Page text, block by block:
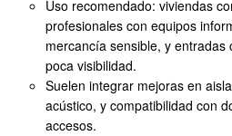
Uso recomendado: viviendas
profesionales con equipos
mercancía sensible, y entradas
poca visibilidad.
Suelen integrar mejoras en
acústico, y compatibilidad con
accesos.